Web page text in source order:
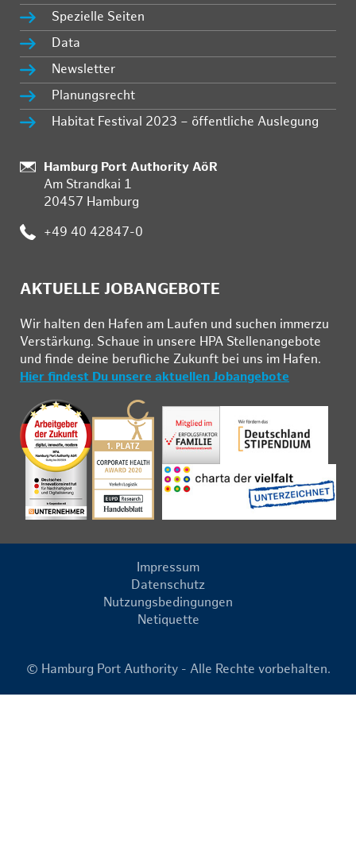
Spezielle Seiten
Data
Newsletter
Planungsrecht
Habitat Festival 2023 – öffentliche Auslegung
Standort:
Hamburg Port Authority AöR
Am Strandkai 1
20457 Hamburg
Telefon:
+49 40 42847-0
AKTUELLE JOBANGEBOTE
Wir hal­ten den Ha­fen am Lau­fen und su­chen im­mer­zu
Ver­stär­kung. Schau­e in un­se­re HPA Stel­len­an­ge­bo­te
und fin­de deine be­ruf­li­che Zu­kunft bei uns im Ha­fen.
Hier findest Du unsere aktuellen Jobangebote
Impressum
Datenschutz
Nutzungsbedingungen
Netiquette
© Hamburg Port Authority - Alle Rechte vorbehalten.